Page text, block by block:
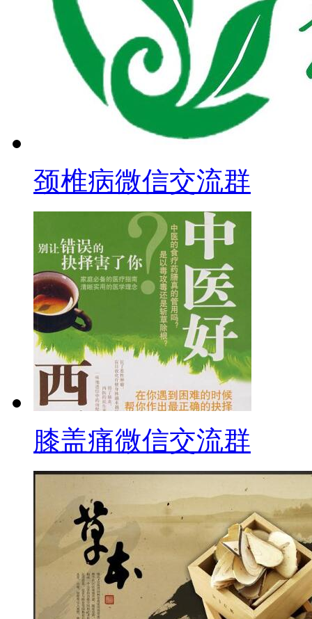
颈椎病微信交流群
膝盖痛微信交流群